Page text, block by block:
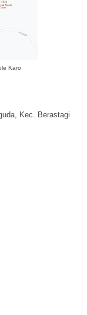
Karo
Kec. Berastagi